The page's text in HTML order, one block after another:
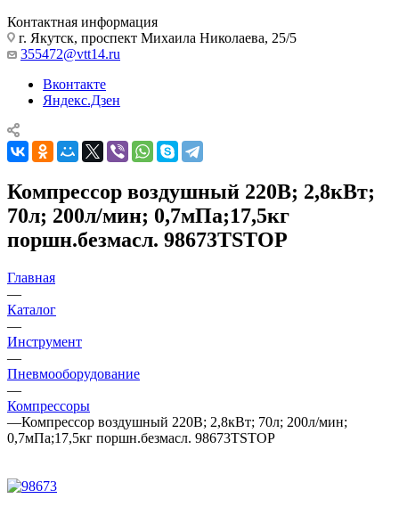
Контактная информация
г. Якутск, проспект Михаила Николаева, 25/5
355472@vtt14.ru
Вконтакте
Яндекс.Дзен
Компрессор воздушный 220В; 2,8кВт;
70л; 200л/мин; 0,7мПа;17,5кг
поршн.безмасл. 98673TSTOP
Главная
—
Каталог
—
Инструмент
—
Пневмооборудование
—
Компрессоры
—Компрессор воздушный 220В; 2,8кВт; 70л; 200л/мин;
0,7мПа;17,5кг поршн.безмасл. 98673TSTOP